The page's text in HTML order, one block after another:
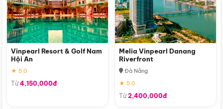
Vinpearl Resort & Golf Nam
Hội An
★ 5.0
Từ4,150,000đ
Melia Vinpearl Danang
Riverfront
Đà Nẵng
★ 5.0
Từ2,400,000đ